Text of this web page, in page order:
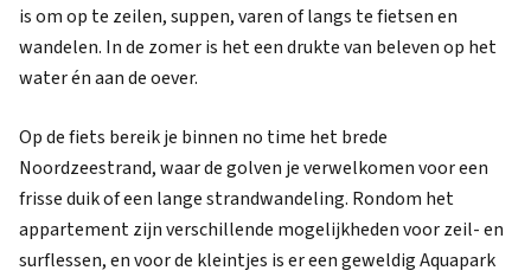
is om op te zeilen, suppen, varen of langs te fietsen en
wandelen. In de zomer is het een drukte van beleven op het
water én aan de oever.
Op de fiets bereik je binnen no time het brede
Noordzeestrand, waar de golven je verwelkomen voor een
frisse duik of een lange strandwandeling. Rondom het
appartement zijn verschillende mogelijkheden voor zeil- en
surflessen, en voor de kleintjes is er een geweldig Aquapark